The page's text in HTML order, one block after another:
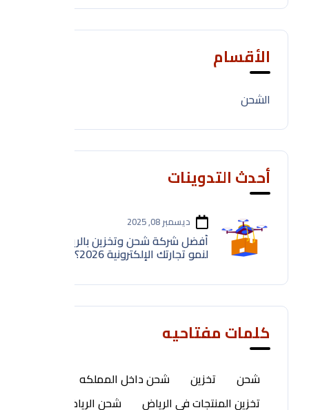
الأقسام
الشحن
أحدث التدوينات
ديسمبر 08, 2025
أفضل شركة شحن وتخزين بالرياض
لنمو تجارتك الإلكترونية 2026؟
كلمات مفتاحيه
شحن تخزين
شحن داخل المملكه
تخزين المنتجات في الرياض
شحن الرياض